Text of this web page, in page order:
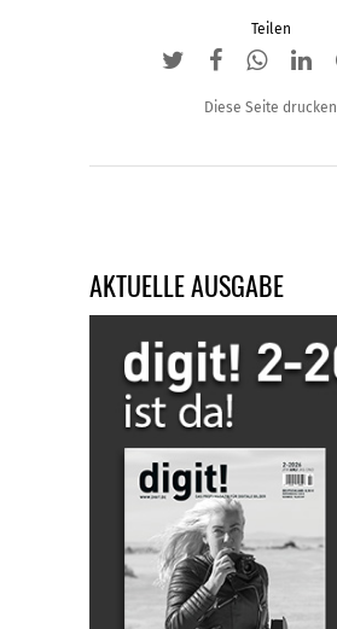
Teilen
Diese Seite drucken
AKTUELLE AUSGABE